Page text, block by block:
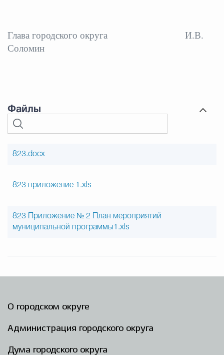
Глава городского округа И.В.
Соломин
Файлы
823.docx
823 приложение 1.xls
823 Приложение № 2 План мероприятий
муниципальной программы1.xls
О городском округе
Администрация городского округа
Дума городского округа